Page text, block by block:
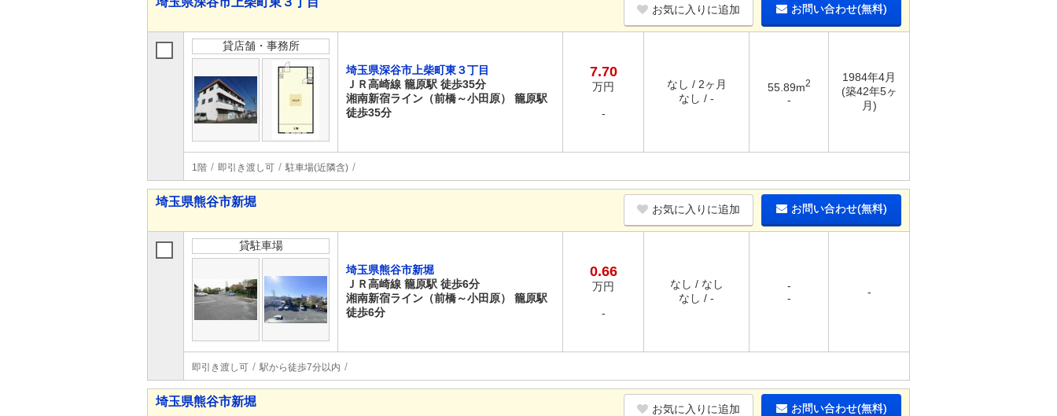
お気に入りに追加 お問い合わせ(無料)
貸店舗・事務所
埼玉県深谷市上柴町東３丁目
ＪＲ高崎線 籠原駅 徒歩35分
湘南新宿ライン（前橋～小田原） 籠原駅
徒歩35分
7.70
万円
-
なし / 2ヶ月
なし / -
55.89m2
-
1984年4月
(築42年5ヶ
月)
1階 即引き渡し可 駐車場(近隣含)
埼玉県熊谷市新堀
お気に入りに追加 お問い合わせ(無料)
貸駐車場
埼玉県熊谷市新堀
ＪＲ高崎線 籠原駅 徒歩6分
湘南新宿ライン（前橋～小田原） 籠原駅
徒歩6分
0.66
万円
-
なし / なし
なし / -
-
-
-
即引き渡し可 駅から徒歩7分以内
埼玉県熊谷市新堀
お気に入りに追加 お問い合わせ(無料)